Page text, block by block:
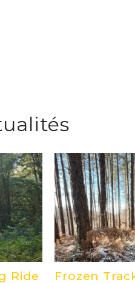
Ride Frozen